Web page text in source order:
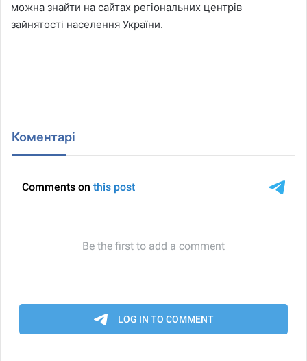
можна знайти на сайтах регіональних центрів
зайнятості населення України.
Коментарі